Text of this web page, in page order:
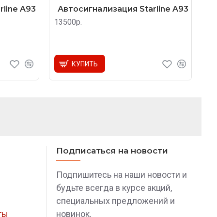
A93
Автосигнализация Starline A93
13500р.
КУПИТЬ
Подписаться на новости
Подпишитесь на наши новости и
будьте всегда в курсе акций,
специальных предложений и
новинок.